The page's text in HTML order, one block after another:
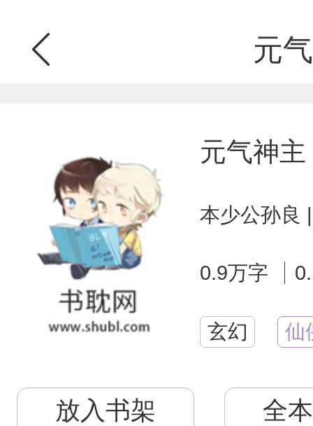
元
元气神主
本少公孙良
0.9万字
玄幻 仙
放入书架 全